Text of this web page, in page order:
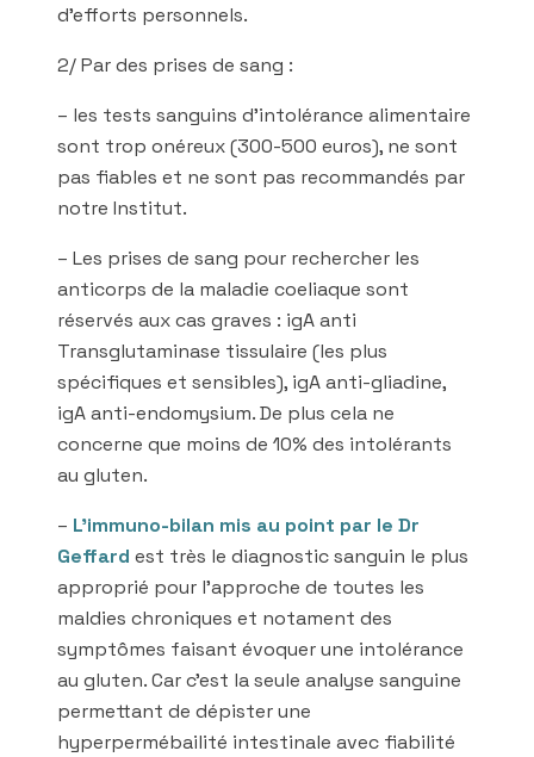
d’efforts personnels.
2/ Par des prises de sang :
– les tests sanguins d’intolérance alimentaire
sont trop onéreux (300-500 euros), ne sont
pas fiables et ne sont pas recommandés par
notre Institut.
– Les prises de sang pour rechercher les
anticorps de la maladie coeliaque sont
réservés aux cas graves : igA anti
Transglutaminase tissulaire (les plus
spécifiques et sensibles), igA anti-gliadine,
igA anti-endomysium. De plus cela ne
concerne que moins de 10% des intolérants
au gluten.
– L’immuno-bilan mis au point par le Dr
Geffard est très le diagnostic sanguin le plus
approprié pour l’approche de toutes les
maldies chroniques et notament des
symptômes faisant évoquer une intolérance
au gluten. Car c’est la seule analyse sanguine
permettant de dépister une
hyperpermébailité intestinale avec fiabilité